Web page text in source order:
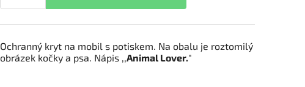
Ochranný kryt na mobil s potiskem. Na obalu je roztomilý
obrázek kočky a psa. Nápis ,,Animal Lover."